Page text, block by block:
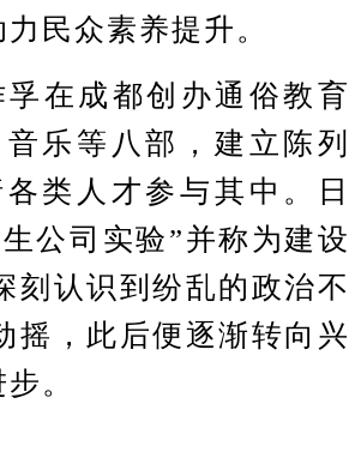
民众素养提升。
在成都创办通俗教育
乐等八部，建立陈列
类人才参与其中。日
公司实验”并称为建设
刻认识到纷乱的政治不
摇，此后便逐渐转向兴
。